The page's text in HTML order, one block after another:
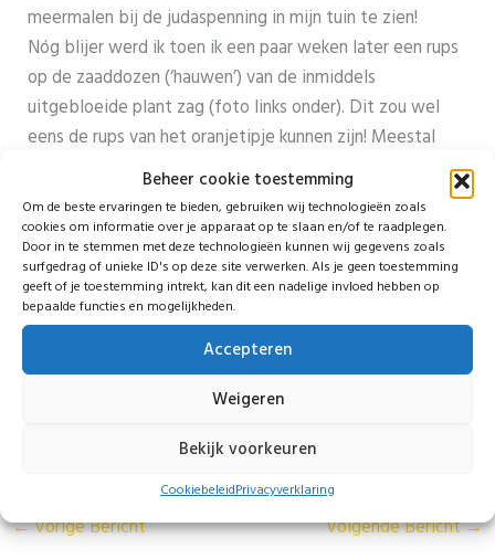
Beheer cookie toestemming
Om de beste ervaringen te bieden, gebruiken wij technologieën zoals
cookies om informatie over je apparaat op te slaan en/of te raadplegen.
Door in te stemmen met deze technologieën kunnen wij gegevens zoals
surfgedrag of unieke ID's op deze site verwerken. Als je geen toestemming
geeft of je toestemming intrekt, kan dit een nadelige invloed hebben op
bepaalde functies en mogelijkheden.
Accepteren
Weigeren
Bekijk voorkeuren
CookiebeleidPrivacyverklaring
meermalen bij de judaspenning in mijn tuin te zien!
Nóg blijer werd ik toen ik een paar weken later een rups
op de zaaddozen (‘hauwen’) van de inmiddels
uitgebloeide plant zag (foto links onder). Dit zou wel
eens de rups van het oranjetipje kunnen zijn! Meestal
legt de vlinder slechts één eitje per plant en houden
feromoonsignalen andere vlinders vervolgens op
afstand. De rups komt na ongeveer 1,5 week uit het
eitje. Hij eet zich dan zo vol dat hij vier keer uit zijn vel
barst (en steeds groter en duidelijker herkenbaar wordt
met een wittige bovenzijde en donkergroene
onderkant). Daarna (in de loop van juni) verpopt hij zich
in de struiken en overwintert als pop.
Mooi hè… Gewoon genieten dus van een beetje vraat
←Vorige Bericht Volgende Bericht→